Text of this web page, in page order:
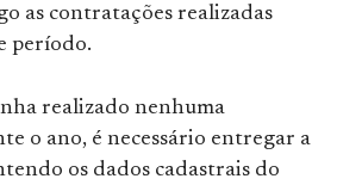
as contratações realizadas
período.
realizado nenhuma
o ano, é necessário entregar a
os dados cadastrais do